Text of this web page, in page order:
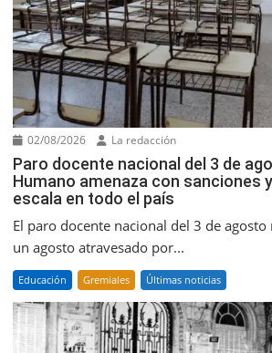
02/08/2026 La redacción
Paro docente nacional del 3 de
Humano amenaza con sanciones
escala en todo el país
El paro docente nacional del 3 de
un agosto atravesado por...
Educación Gremiales Últimas noticias